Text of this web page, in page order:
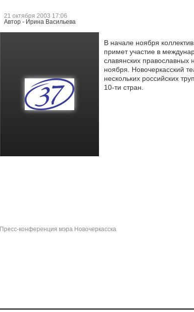
21 октября 2003 17:06
Автор - Ирина Васильева
В начале ноября
примет участие в
славянских православных
ноября. Новочеркасский
нескольких российских
10-ти стран.
Пресс-конференция мэра Новочеркасска